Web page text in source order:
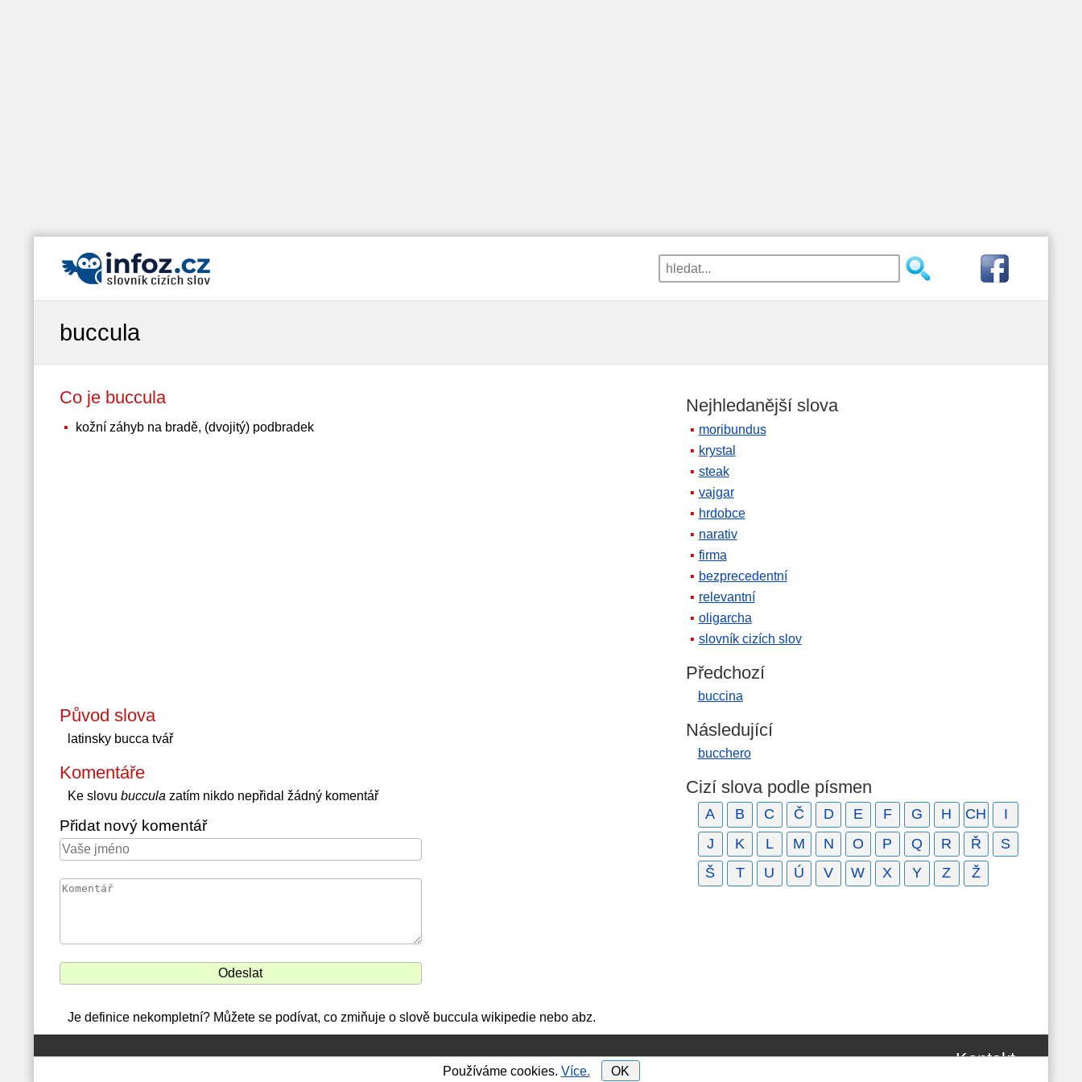
buccula
Co je buccula
kožní záhyb na bradě, (dvojitý) podbradek
Původ slova
latinsky bucca tvář
Komentáře
Ke slovu buccula zatím nikdo nepřidal žádný komentář
Přidat nový komentář
Je definice nekompletní? Můžete se podívat, co zmiňuje o slově buccula wikipedie nebo abz.
Nejhledanější slova
moribundus
krystal
steak
vajgar
hrdobce
narativ
firma
bezprecedentní
relevantní
oligarcha
slovník cizích slov
Předchozí
buccina
Následující
bucchero
Cizí slova podle písmen
A B C Č D E F G H CH
I
J
K L M N O P Q R Ř
S
Š
T U Ú V W X Y Z Ž
Kontakt
Používáme cookies. Více. OK